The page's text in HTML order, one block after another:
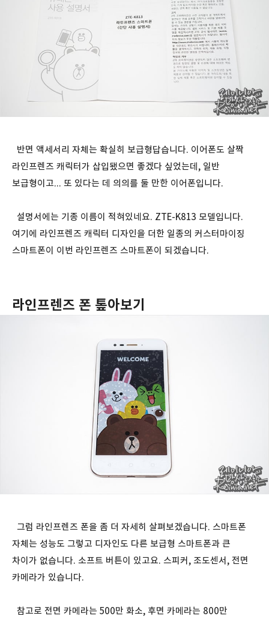
반면 액세서리 자체는 확실히 보급형답습니다. 이어폰도 살짝
라인프렌즈 캐릭터가 삽입됐으면 좋겠다 싶었는데, 일반
보급형이고... 또 있다는 데 의의를 둘 만한 이어폰입니다.
설명서에는 기종 이름이 적혀있네요. ZTE-K813 모델입니다.
여기에 라인프렌즈 캐릭터 디자인을 더한 일종의 커스터마이징
스마트폰이 이번 라인프렌즈 스마트폰이 되겠습니다.
라인프렌즈 폰 톺아보기
그럼 라인프렌즈 폰을 좀 더 자세히 살펴보겠습니다. 스마트폰
자체는 성능도 그렇고 디자인도 다른 보급형 스마트폰과 큰
차이가 없습니다. 소프트 버튼이 있고요. 스피커, 조도센서, 전면
카메라가 있습니다.
참고로 전면 카메라는 500만 화소, 후면 카메라는 800만